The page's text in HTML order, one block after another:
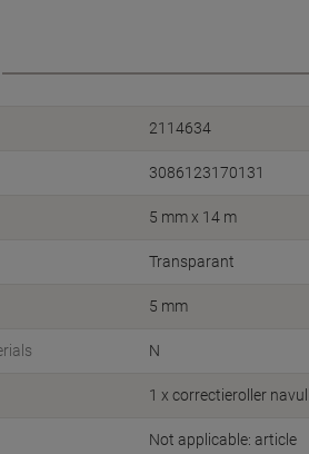
2114634
3086123170131
5 mm x 14 m
Transparant
5 mm
N
1 x correctieroller
Not applicable: article